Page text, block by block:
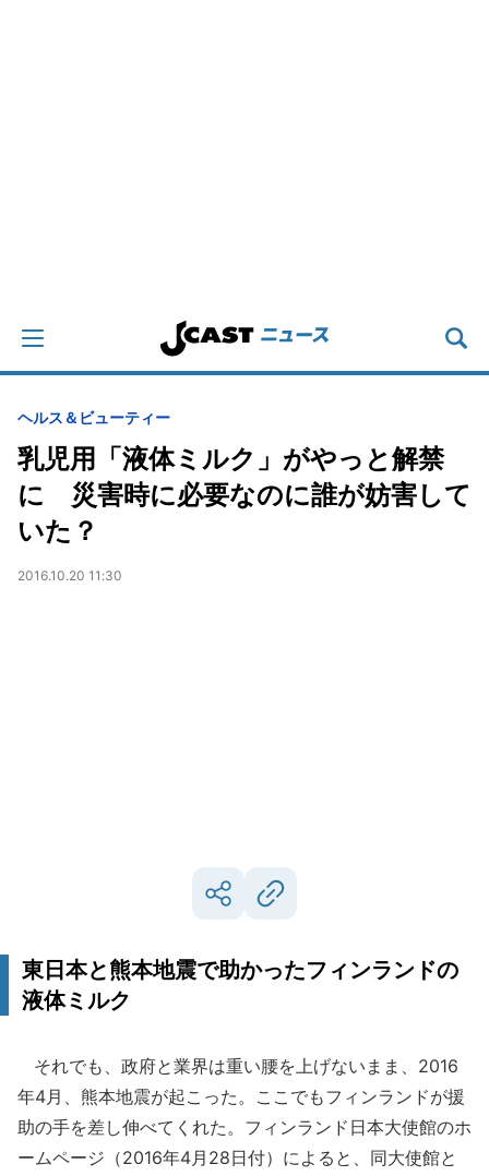
ヘルス＆ビューティー
乳児用「液体ミルク」がやっと解禁
に 災害時に必要なのに誰が妨害して
いた？
2016.10.20 11:30
東日本と熊本地震で助かったフィンランドの
液体ミルク
それでも、政府と業界は重い腰を上げないまま、2016
年4月、熊本地震が起こった。ここでもフィンランドが援
助の手を差し伸べてくれた。フィンランド日本大使館のホ
ームページ（2016年4月28日付）によると、同大使館と